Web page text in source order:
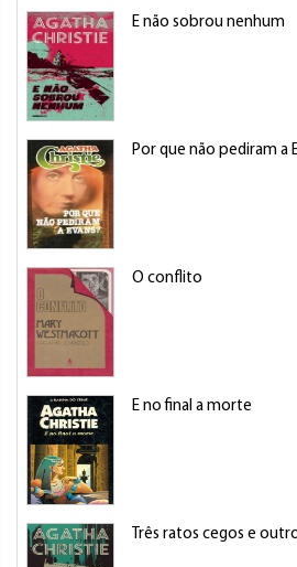
E não sobrou nenhum
Por que não pediram a
O conflito
E no final a morte
Três ratos cegos e